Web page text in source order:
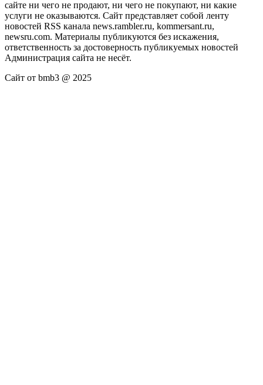
сайте ни чего не продают, ни чего не покупают, ни какие
услуги не оказываются. Сайт представляет собой ленту
новостей RSS канала news.rambler.ru, kommersant.ru,
newsru.com. Материалы публикуются без искажения,
ответственность за достоверность публикуемых новостей
Администрация сайта не несёт.
Сайт от bmb3 @ 2025